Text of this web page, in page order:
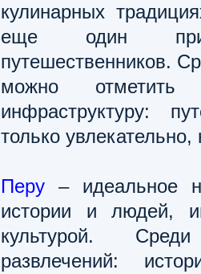
кулинарных
еще один
путешественников.
можно отметить
инфраструктуру:
только
Перу – идеальное
истории и людей,
культурой.
развлечений: